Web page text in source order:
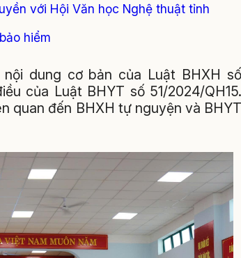
với Hội Văn học Nghệ thuật tỉnh
hiểm
dung cơ bản của Luật BHXH số
của Luật BHYT số 51/2024/QH15.
quan đến BHXH tự nguyện và BHYT